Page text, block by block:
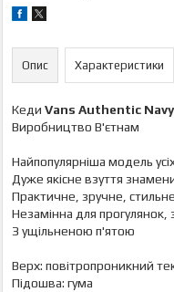
Опис Характеристики
Кеди Vans Authentic Navy
Виробництво В'єтнам
Найпопулярніша модель
Дуже якісне взуття
Практичне, зручне,
Незамінна для прогулянок,
З ущільненою п'ятою
Верх: повітропроникний
Підошва: гума